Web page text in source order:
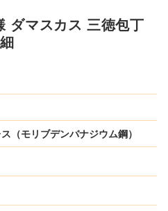
ダマスカス 三徳包丁
（モリブデンバナジウム鋼）